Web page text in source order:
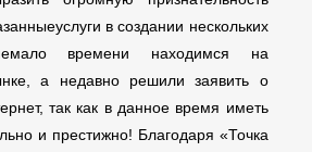
в создании нескольких
времени находимся на
а недавно решили заявить о
так как в данное время иметь
и престижно! Благодаря «Точка